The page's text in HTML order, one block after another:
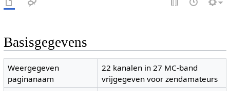
Basisgegevens
Weergegeven
paginanaam
22 kanalen in 27 MC-band
vrijgegeven voor zendamateurs